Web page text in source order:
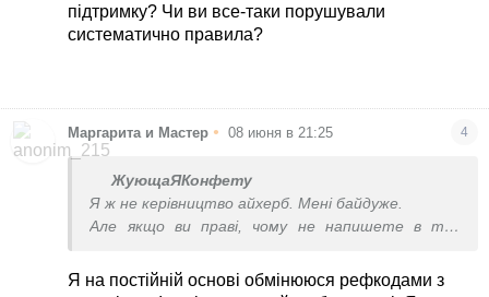
підтримку? Чи ви все-таки порушували
систематично правила?
Маргарита и Мастер • 08 июня в 21:25 4
ЖующаЯКонфету
Я ж не керівництво айхерб. Мені байдуже.
Але якщо ви праві, чому не напишете в тех
систематично правила?
Я на постійній основі обмінююся рефкодами з